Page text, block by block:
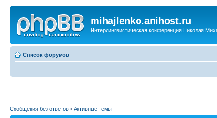
mihajlenko.anihost.ru
Интерлингвистическая конференция Николая
Список форумов
Сообщения без ответов • Активные темы